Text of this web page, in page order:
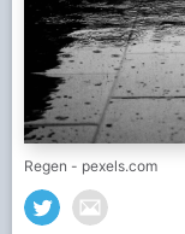
Regen - pexels.com